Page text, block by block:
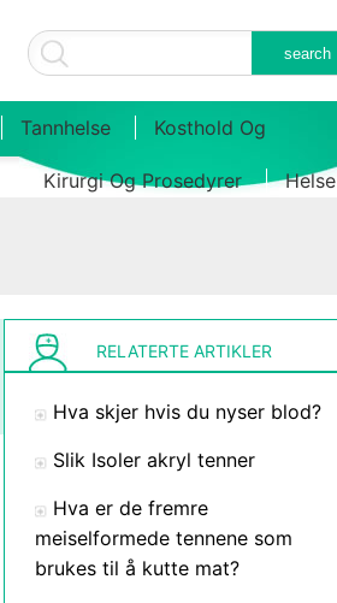
Tannhelse Kosthold Og
Kirurgi Og Prosedyrer Helse
RELATERTE ARTIKLER
Hva skjer hvis du nyser blod?
Slik Isoler akryl tenner
Hva er de fremre
meiselformede tennene som
brukes til å kutte mat?